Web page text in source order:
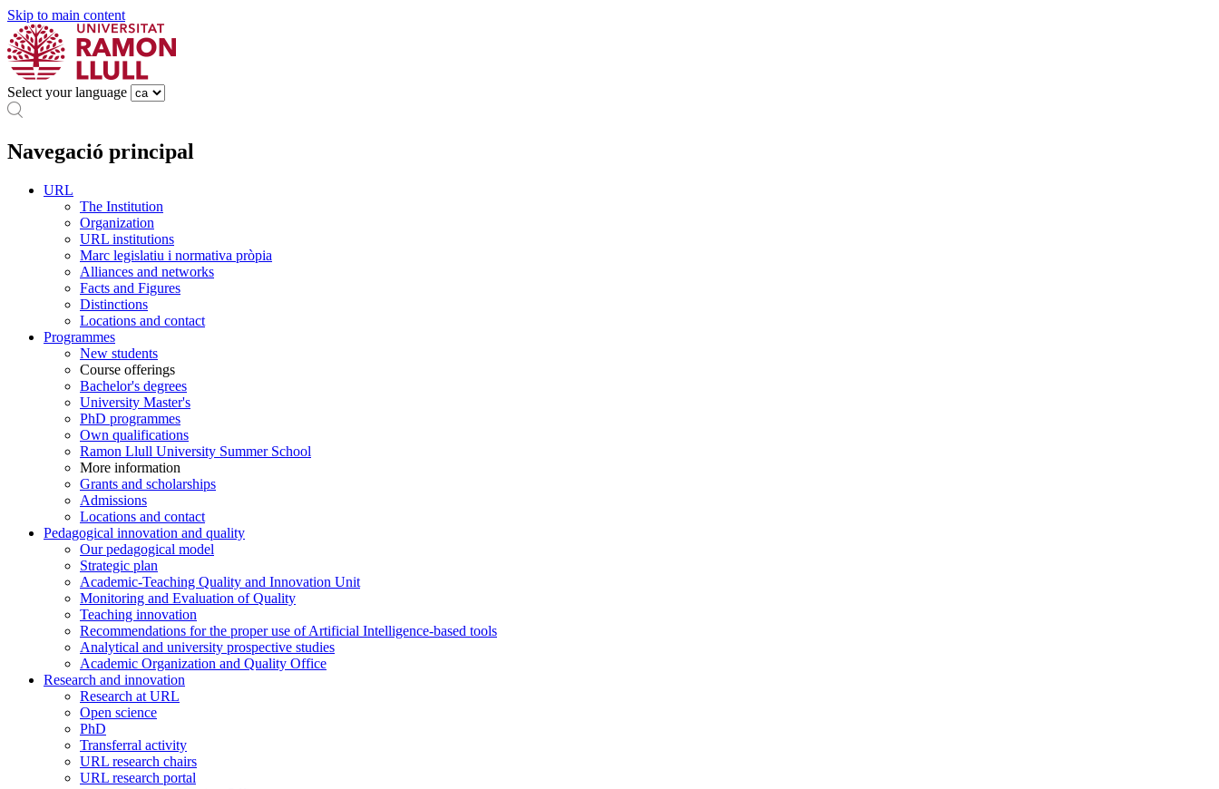
Skip to main content
Select your language
Navegació principal
URL
The Institution
Organization
URL institutions
Marc legislatiu i normativa pròpia
Alliances and networks
Facts and Figures
Distinctions
Locations and contact
Programmes
New students
Course offerings
Bachelor's degrees
University Master's
PhD programmes
Own qualifications
Ramon Llull University Summer School
More information
Grants and scholarships
Admissions
Locations and contact
Pedagogical innovation and quality
Our pedagogical model
Strategic plan
Academic-Teaching Quality and Innovation Unit
Monitoring and Evaluation of Quality
Teaching innovation
Recommendations for the proper use of Artificial Intelligence-based tools
Analytical and university prospective studies
Academic Organization and Quality Office
Research and innovation
Research at URL
Open science
PhD
Transferral activity
URL research chairs
URL research portal